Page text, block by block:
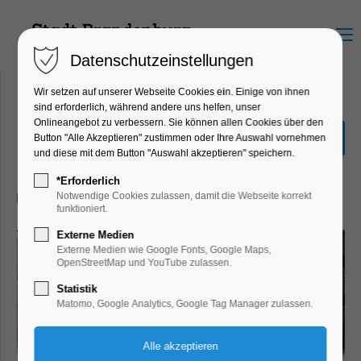
Menu
Entdecker-Tour
Führung, Themenführung
01.08.2025, 10:30–11:30
Datenschutzeinstellungen
Wir setzen auf unserer Webseite Cookies ein. Einige von ihnen
sind erforderlich, während andere uns helfen, unser
Onlineangebot zu verbessern. Sie können allen Cookies über den
Button "Alle Akzeptieren" zustimmen oder Ihre Auswahl vornehmen
und diese mit dem Button "Auswahl akzeptieren" speichern.
*Erforderlich
Notwendige Cookies zulassen, damit die Webseite korrekt
funktioniert.
Externe Medien
Externe Medien wie Google Fonts, Google Maps,
OpenStreetMap und YouTube zulassen.
Statistik
Matomo, Google Analytics, Google Tag Manager zulassen.